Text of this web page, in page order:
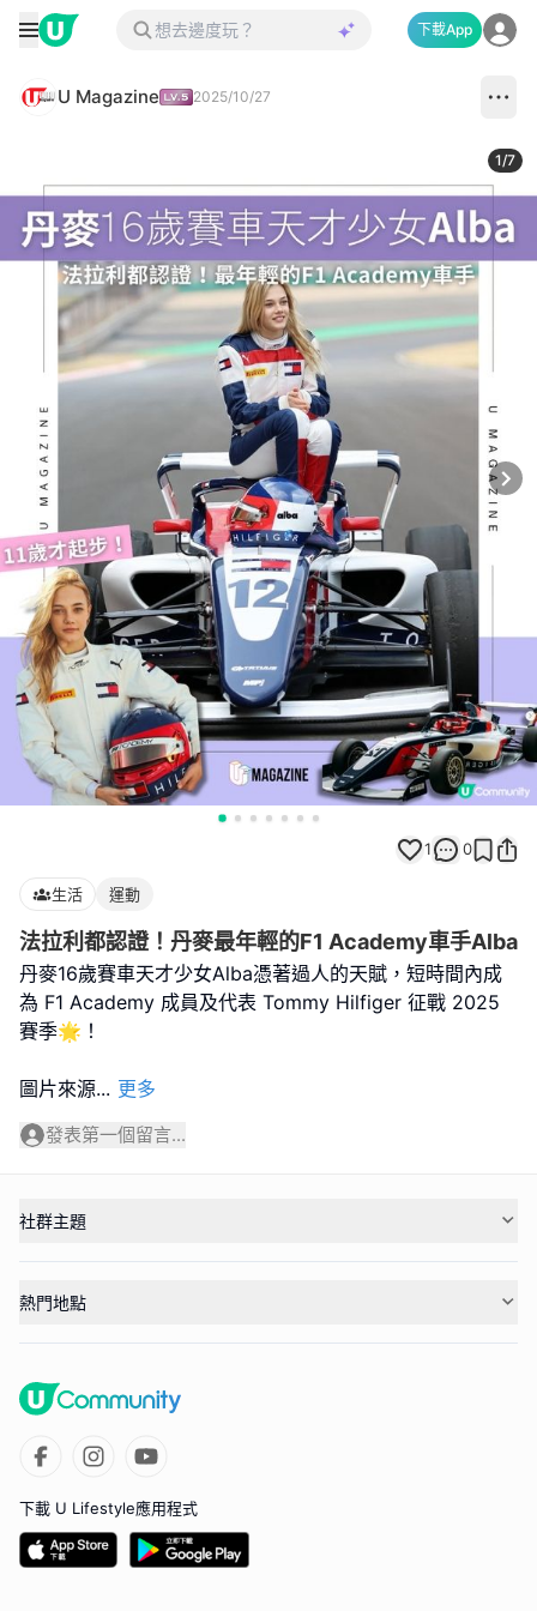
下載App
U Magazine 2025/10/27
1/7
1 0
生活 運動
法拉利都認證！丹麥最年輕的F1 Academy車手Alba
丹麥16歲賽車天才少女Alba憑著過人的天賦，短時間內成
為 F1 Academy 成員及代表 Tommy Hilfiger 征戰 2025
賽季🌟！
圖片來源... 更多
發表第一個留言...
社群主題
熱門地點
下載 U Lifestyle應用程式